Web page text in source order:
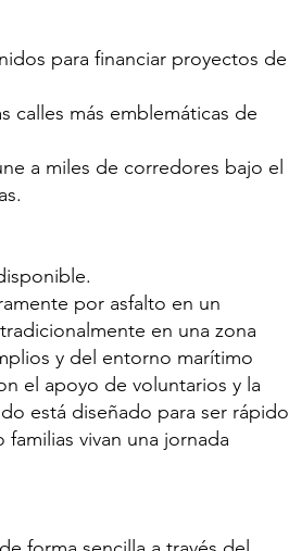
para financiar proyectos de
calles más emblemáticas de
a miles de corredores bajo el
por asfalto en un
en una zona
y del entorno marítimo
el apoyo de voluntarios y la
está diseñado para ser rápido
vivan una jornada